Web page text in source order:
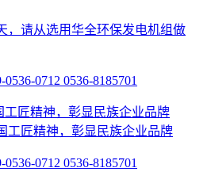
0712 0536-8185701
工匠精神，彰显民族企业品牌
0712 0536-8185701